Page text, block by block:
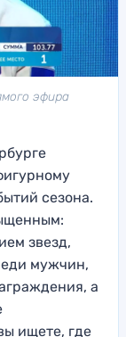
эфира
сезона.
звезд,
мужчин,
а
ищете, где